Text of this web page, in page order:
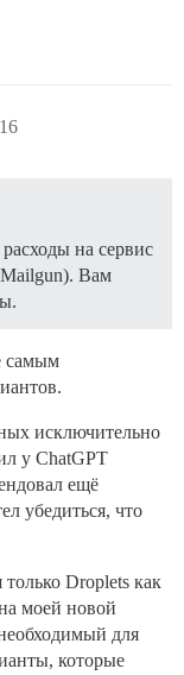
на сервис
Вам
самым
исключительно
у ChatGPT
ещё
убедиться, что
Droplets как
моей новой
для
которые